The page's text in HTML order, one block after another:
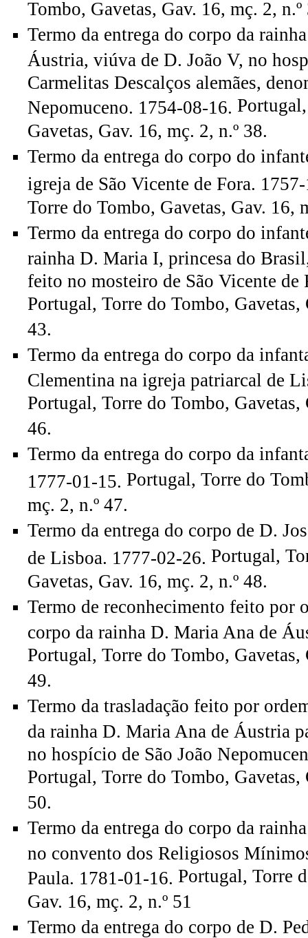
Tombo, Gavetas, Gav. 16, mç. 2, n.º
Termo da entrega do corpo da
Áustria, viúva de D. João V, no
Carmelitas Descalços alemães,
Nepomuceno. 1754-08-16.
Gavetas, Gav. 16, mç. 2, n.º 38.
Termo da entrega do corpo do
igreja de São Vicente de Fora.
Torre do Tombo, Gavetas, Gav. 16,
Termo da entrega do corpo do
rainha D. Maria I, princesa do
feito no mosteiro de São Vicente de
Portugal, Torre do Tombo, Gavetas,
43.
Termo da entrega do corpo da
Clementina na igreja patriarcal de
Portugal, Torre do Tombo, Gavetas,
46.
Termo da entrega do corpo da
1777-01-15. Portugal, Torre do
mç. 2, n.º 47.
Termo da entrega do corpo de D.
de Lisboa. 1777-02-26. Portugal,
Gavetas, Gav. 16, mç. 2, n.º 48.
Termo de reconhecimento feito por
corpo da rainha D. Maria Ana de
Portugal, Torre do Tombo, Gavetas,
49.
Termo da trasladação feito por
da rainha D. Maria Ana de Áustria
no hospício de São João
Portugal, Torre do Tombo, Gavetas,
50.
Termo da entrega do corpo da
no convento dos Religiosos
Paula. 1781-01-16. Portugal, Torre
Gav. 16, mç. 2, n.º 51
Termo da entrega do corpo de D.